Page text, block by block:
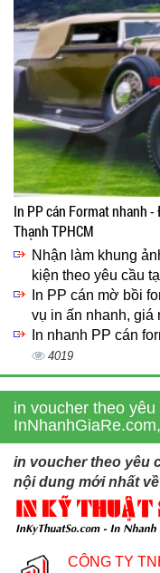
In PP cán Format nhanh
Thạnh TPHCM
Nhận làm khung
kiện theo yêu cầu
In PP cán mờ bồi
vụ in ấn nhanh, giá
In nhanh PP cán
4019
in voucher theo
in voucher theo yêu
nội dung mới nhất
CÔNG TY